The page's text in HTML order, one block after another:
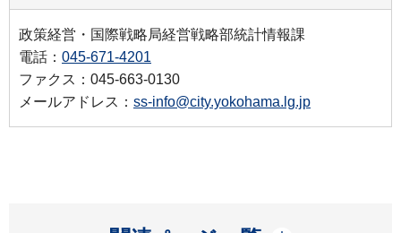
政策経営・国際戦略局経営戦略部統計情報課
電話： 045-671-4201
ファクス：045-663-0130
メールアドレス： ss-info@city.yokohama.lg.jp